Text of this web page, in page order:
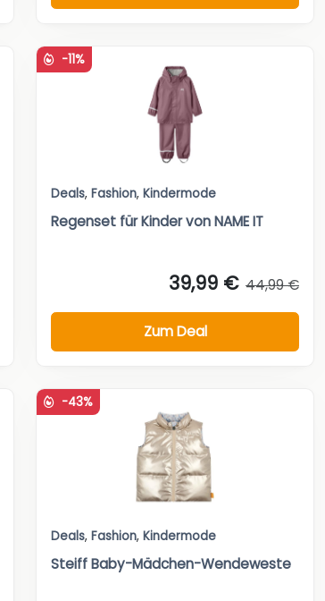
-11%
Deals, Fashion, Kindermode
Regenset für Kinder von NAME IT
39,99 € 44,99 €
Zum Deal
-43%
Deals, Fashion, Kindermode
Steiff Baby-Mädchen-Wendeweste